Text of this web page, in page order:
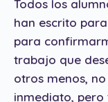
Todos los
han escrito
para
trabajo que
otros menos,
inmediato, pero